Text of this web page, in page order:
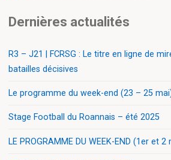
Dernières actualités
R3 – J21 | FCRSG : Le titre en ligne de
batailles décisives
Le programme du week-end (23 – 25
Stage Football du Roannais – été 2025
LE PROGRAMME DU WEEK-END (1er et 2